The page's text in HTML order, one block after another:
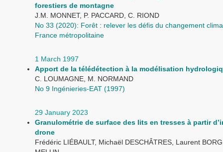
forestiers de montagne
J.M. MONNET, P. PACCARD, C. RIOND
No 33 (2020): Forêt : relever les défis du changement
France métropolitaine
1 March 1997
Apport de la télédétection à la modélisation
C. LOUMAGNE, M. NORMAND
No 9 Ingénieries-EAT (1997)
29 January 2023
Granulométrie de surface des lits en tresses à partir
drone
Frédéric LIÉBAULT, Michaël DESCHÂTRES, Laurent